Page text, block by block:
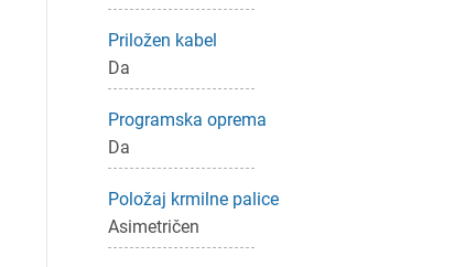
Priložen kabel
Da
Programska oprema
Da
Položaj krmilne palice
Asimetričen